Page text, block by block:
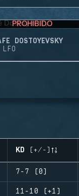
PROHIBIDO
DOSTOYEVSKY
LFO
KD (+/-)
7-7 (0)
11-10 (+1)